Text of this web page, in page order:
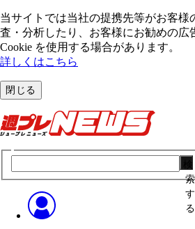
当サイトでは当社の提携先等がお客様
査・分析したり、お客様にお勧めの広
Cookie を使⽤する場合があります。
詳しくはこちら
閉じる
索
す
る